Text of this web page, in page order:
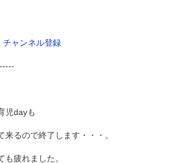
チャンネル登録
児dayも
来るので終了します・・・。
も疲れました。